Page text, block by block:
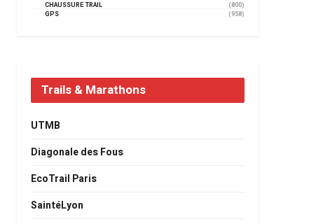
CHAUSSURE TRAIL
(800)
GPS
(958)
Trails & Marathons
UTMB
Diagonale des Fous
EcoTrail Paris
SaintéLyon